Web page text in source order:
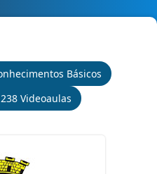
Básicos
238 Videoaulas